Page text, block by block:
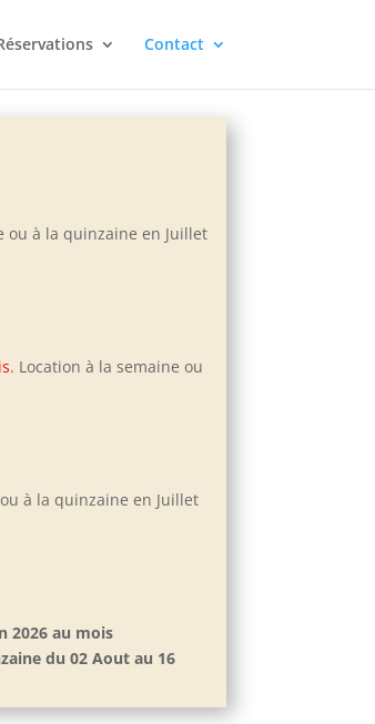
Contact
ou à la quinzaine en Juillet
. Location à la semaine ou
à la quinzaine en Juillet
2026 au mois
du 02 Aout au 16